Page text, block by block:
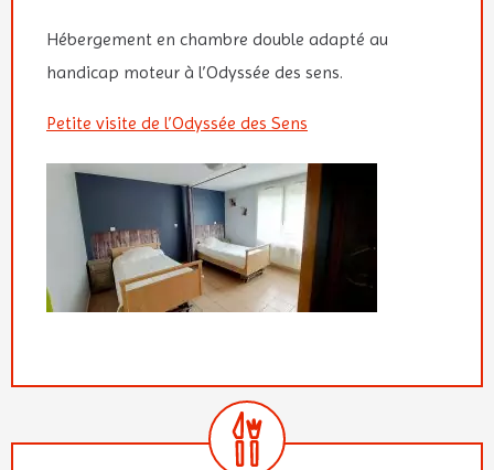
Hébergement en chambre double adapté au
handicap moteur à l’Odyssée des sens.
Petite visite de l’Odyssée des Sens